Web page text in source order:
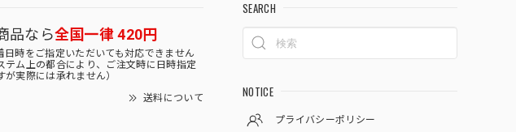
品なら全国一律 420円
日時をご指定いただいても対応できません
テム上の都合により、ご注文時に日時指定
実際には承れません）
送料について
SEARCH
NOTICE
プライバシーポリシー